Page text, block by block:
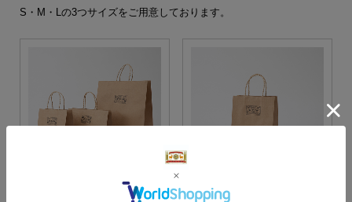
S・M・Lの3つサイズをご用意しております。
S・M・Lサイズより当店に
Sサイズ